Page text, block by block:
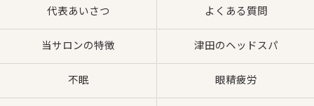
代表あいさつ よくある質問
当サロンの特徴 津田のヘッドスパ
不眠 眼精疲労